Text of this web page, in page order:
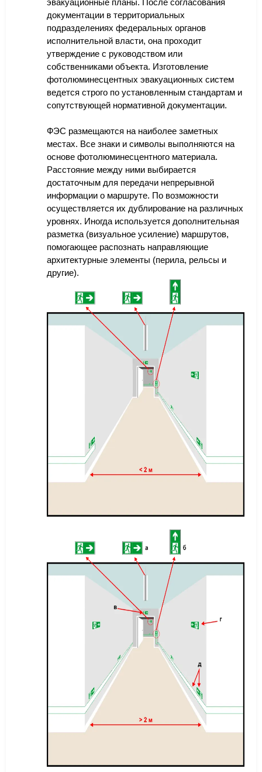
эвакуационные планы. После согласования
документации в территориальных
подразделениях федеральных органов
исполнительной власти, она проходит
утверждение с руководством или
собственниками объекта. Изготовление
фотолюминесцентных эвакуационных систем
ведется строго по установленным стандартам и
сопутствующей нормативной документации.
ФЭС размещаются на наиболее заметных
местах. Все знаки и символы выполняются на
основе фотолюминесцентного материала.
Расстояние между ними выбирается
достаточным для передачи непрерывной
информации о маршруте. По возможности
осуществляется их дублирование на различных
уровнях. Иногда используется дополнительная
разметка (визуальное усиление) маршрутов,
помогающее распознать направляющие
архитектурные элементы (перила, рельсы и
другие).